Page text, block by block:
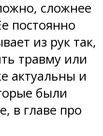
сложнее
постоянно
из рук так,
травму или
актуальны и
были
в главе про